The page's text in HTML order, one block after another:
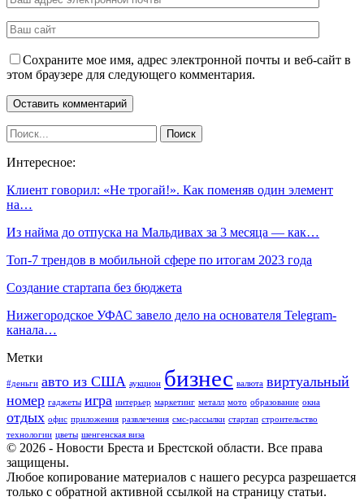
Сохраните мое имя, адрес электронной почты и веб-сайт в
этом браузере для следующего комментария.
Интересное:
Клиент говорил: «Не трогай!». Как поменяв один элемент
на…
Из найма до отпуска на Мальдивах за 3 месяца — как…
Топ-7 трендов в мобильной сфере по итогам 2023 года
Создание стартапа без бюджета
Нижегородское УФАС завело дело на основателя Telegram-
канала…
Метки
#деньги авто из США аукцион бизнес валюта виртуальный
номер гаджеты игра интерьер маркетинг металл мото образование окна
отдых офис приложения развлечения смс-рассылки стартап строительство
технологии цветы шенгенская виза
© 2026 - Новости Бреста и Брестской области. Все права
защищены.
Любое копирование материалов с нашего ресурса разрешается
только с обратной активной ссылкой на страницу статьи.